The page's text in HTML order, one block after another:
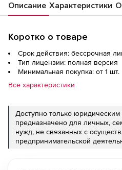
Описание Характеристики
Коротко о товаре
Срок действия: бессрочная
Тип лицензии: полная версия
Минимальная покупка: от 1 шт.
Все характеристики
Доступно только
предназначено для личных,
нужд, не связанных с
предпринимательской